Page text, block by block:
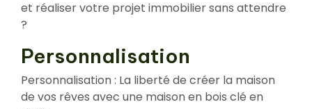
et réaliser votre projet immobilier sans attendre
?
Personnalisation
Personnalisation : La liberté de créer la maison
de vos rêves avec une maison en bois clé en